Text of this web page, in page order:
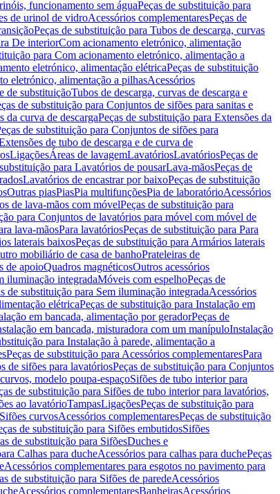
funcionamento sem águaPeças de substituição para
de urinol de vidroAcessórios complementaresPeças de
Peças de substituição para Tubos de descarga, curvas
De interiorCom acionamento eletrónico, alimentação
para Com acionamento eletrónico, alimentação a
eletrónico, alimentação elétricaPeças de substituição
eletrónico, alimentação a pilhasAcessórios
de substituiçãoTubos de descarga, curvas de descarga e
de substituição para Conjuntos de sifões para sanitas e
da curva de descargaPeças de substituição para Extensões da
de substituição para Conjuntos de sifões para
de tubo de descarga e de curva de
LigaçõesÁreas de lavagemLavatóriosLavatóriosPeças de
para Lavatórios de pousarLava-mãosPeças de
Lavatórios de encastrar por baixoPeças de substituição
Outras piasPiasPia multifunçõesPia de laboratórioAcessórios
de lava-mãos com móvelPeças de substituição para
para Conjuntos de lavatórios para móvel com móvel de
lava-mãosPara lavatóriosPeças de substituição para Para
laterais baixosPeças de substituição para Armários laterais
mobiliário de casa de banhoPrateleiras de
de apoioQuadros magnéticosOutros acessórios
iluminação integradaMóveis com espelhoPeças de
de substituição para Sem iluminação integradaAcessórios
elétricaPeças de substituição para Instalação em
em bancada, alimentação por geradorPeças de
em bancada, misturadora com um manípuloInstalação
para Instalação à parede, alimentação a
Peças de substituição para Acessórios complementaresPara
de sifões para lavatóriosPeças de substituição para Conjuntos
modelo poupa-espaçoSifões de tubo interior para
de substituição para Sifões de tubo interior para lavatórios,
ao lavatórioTampasLigaçõesPeças de substituição para
curvosAcessórios complementaresPeças de substituição
de substituição para Sifões embutidosSifões
de substituição para SifõesDuches e
Calhas para ducheAcessórios para calhas para duchePeças
Acessórios complementares para esgotos no pavimento para
de substituição para Sifões de paredeAcessórios
Acessórios complementaresBanheirasAcessórios